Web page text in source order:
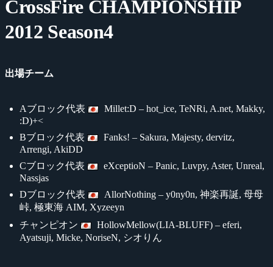
CrossFire CHAMPIONSHIP
2012 Season4
出場チーム
Aブロック代表
Millet:D – hot_ice, TeNRi, A.net, Makky,
:D)+<
Bブロック代表
Fanks! – Sakura, Majesty, dervitz,
Arrengi, AkiDD
Cブロック代表
eXceptioN – Panic, Luvpy, Aster, Unreal,
Nassjas
Dブロック代表
AllorNothing – y0ny0n, 神楽再誕, 母母
峠, 極東海 AIM, Xyzeeyn
チャンピオン
HollowMellow(LIA-BLUFF) – eferi,
Ayatsuji, Micke, NoriseN, シオりん